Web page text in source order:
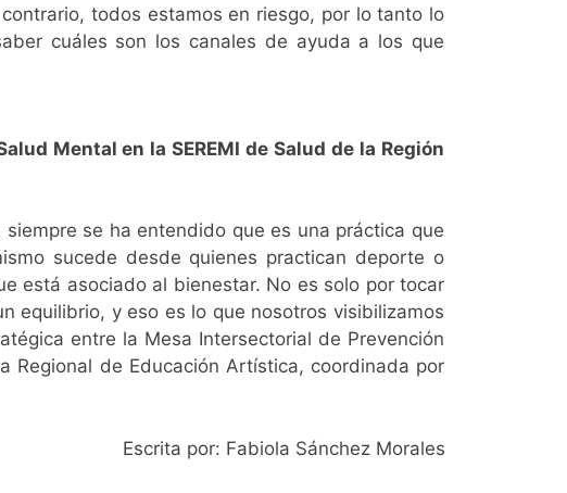
todos estamos en riesgo, por lo tanto lo
cuáles son los canales de ayuda a los que
Mental en la SEREMI de Salud de la Región
se ha entendido que es una práctica que
sucede desde quienes practican deporte o
está asociado al bienestar. No es solo por tocar
equilibrio, y eso es lo que nosotros visibilizamos
entre la Mesa Intersectorial de Prevención
Regional de Educación Artística, coordinada por
Escrita por: Fabiola Sánchez Morales